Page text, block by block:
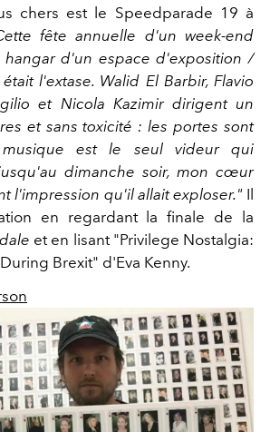
chers est le Speedparade 19 à
fête annuelle d'un week-end
d'un espace d'exposition /
l'extase. Walid El Barbir, Flavio
et Nicola Kazimir dirigent un
et sans toxicité : les portes sont
est le seul videur qui
dimanche soir, mon cœur
l'impression qu'il allait exploser." Il
en regardant la finale de la
et en lisant "Privilege Nostalgia:
Brexit" d'Eva Kenny.